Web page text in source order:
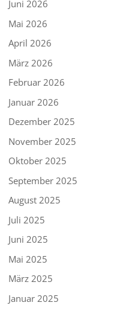
Juni 2026
Mai 2026
April 2026
März 2026
Februar 2026
Januar 2026
Dezember 2025
November 2025
Oktober 2025
September 2025
August 2025
Juli 2025
Juni 2025
Mai 2025
März 2025
Januar 2025